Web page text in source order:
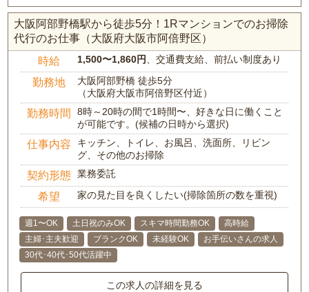
大阪阿部野橋駅から徒歩5分！1Rマンションでのお掃除
代行のお仕事（大阪府大阪市阿倍野区）
時給 1,500〜1,860円 、交通費支給、前払い制度あり
勤務地
大阪阿部野橋 徒歩5分
（大阪府大阪市阿倍野区付近）
勤務時間
8時～20時の間で1時間〜、好きな日に働くこと
が可能です。(候補の日時から選択)
仕事内容
キッチン、トイレ、お風呂、洗面所、リビン
グ、その他のお掃除
契約形態 業務委託
希望 家の見た目を良くしたい(掃除箇所の数を重視)
週1〜OK 土日祝のみOK スキマ時間勤務OK
高時給
主婦･主夫歓迎
ブランクOK 未経験OK
お手伝いさんの求人
30代･40代･50代活躍中
この求人の詳細を見る